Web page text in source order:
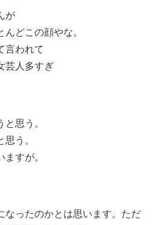
が
どこの顔やな。
言われて
芸人多すぎ
思う。
う。
すが。
なったのかとは思います。ただ